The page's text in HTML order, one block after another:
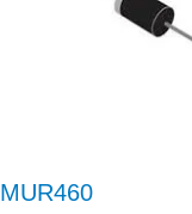
MUR460